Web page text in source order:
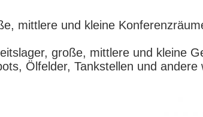
mittlere und kleine
große, mittlere und kleine
Ölfelder, Tankstellen und andere